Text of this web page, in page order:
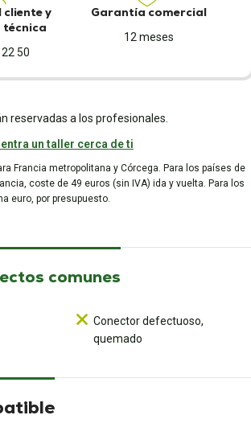
y
técnica
50
Garantía comercial
12 meses
reservadas a los profesionales.
un taller cerca de ti
Francia metropolitana y Córcega. Para los países de
coste de 49 euros (sin IVA) ida y vuelta. Para los
euro, por presupuesto.
comunes
Conector defectuoso,
quemado